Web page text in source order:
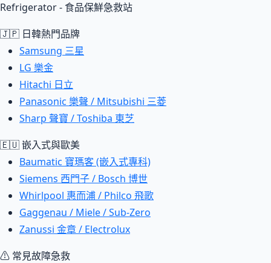
Refrigerator - 食品保鮮急救站
🇯🇵 日韓熱門品牌
Samsung 三星
LG 樂金
Hitachi 日立
Panasonic 樂聲 / Mitsubishi 三菱
Sharp 聲寶 / Toshiba 東芝
🇪🇺 嵌入式與歐美
Baumatic 寶瑪客 (嵌入式專科)
Siemens 西門子 / Bosch 博世
Whirlpool 惠而浦 / Philco 飛歌
Gaggenau / Miele / Sub-Zero
Zanussi 金章 / Electrolux
⚠ 常見故障急救